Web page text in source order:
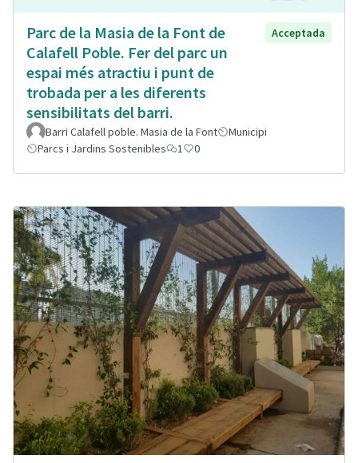
Parc de la Masia de la Font de
Calafell Poble. Fer del parc un
espai més atractiu i punt de
trobada per a les diferents
sensibilitats del barri.
Acceptada
Barri Calafell poble. Masia de la Font
Municipi
Parcs i Jardins Sostenibles
1 0